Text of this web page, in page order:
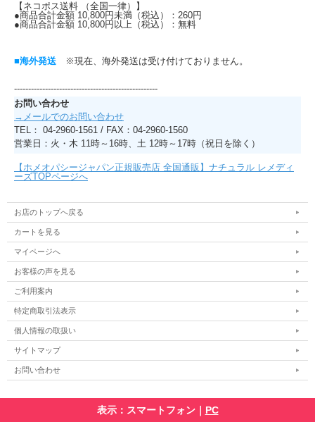
【ネコポス送料 （全国一律）】
●商品合計金額 10,800円未満（税込）：260円
●商品合計金額 10,800円以上（税込）：無料
■海外発送 ※現在、海外発送は受け付けておりません。
---------------------------------------------------
お問い合わせ
→メールでのお問い合わせ
TEL： 04-2960-1561 / FAX：04-2960-1560
営業日：火・木 11時～16時、土 12時～17時（祝日を除く）
【ホメオパシージャパン正規販売店 全国通販】ナチュラル レメディ
ーズTOPページへ
お店のトップへ戻る
カートを見る
マイページへ
お客様の声を見る
ご利用案内
特定商取引法表示
個人情報の取扱い
サイトマップ
お問い合わせ
表示：スマートフォン｜ PC